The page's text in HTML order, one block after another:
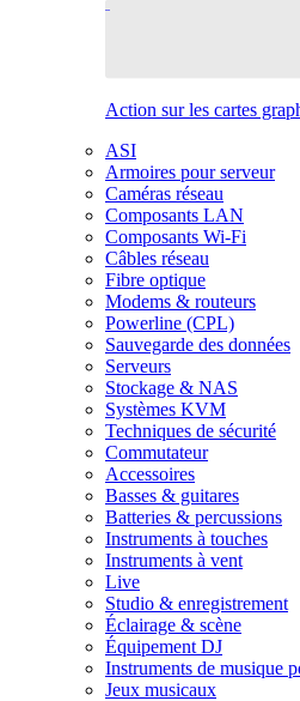
Action sur les cartes
ASI
Armoires pour serveur
Caméras réseau
Composants LAN
Composants Wi-Fi
Câbles réseau
Fibre optique
Modems & routeurs
Powerline (CPL)
Sauvegarde des données
Serveurs
Stockage & NAS
Systèmes KVM
Techniques de sécurité
Commutateur
Accessoires
Basses & guitares
Batteries & percussions
Instruments à touches
Instruments à vent
Live
Studio & enregistrement
Éclairage & scène
Équipement DJ
Instruments de musique
Jeux musicaux